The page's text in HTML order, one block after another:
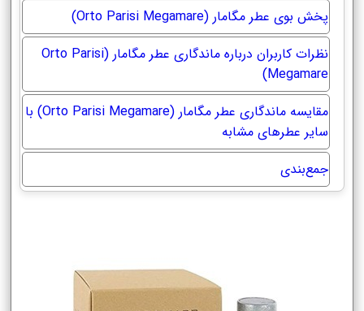
پخش بوی عطر مگامار (Orto Parisi Megamare)
نظرات کاربران درباره ماندگاری عطر مگامار (Orto Parisi
Megamare)
مقایسه ماندگاری عطر مگامار (Orto Parisi Megamare) با
سایر عطرهای مشابه
جمع‌بندی